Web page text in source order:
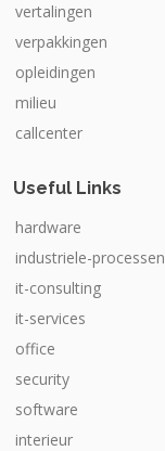
vertalingen
verpakkingen
opleidingen
milieu
callcenter
Useful Links
hardware
industriele-processen
it-consulting
it-services
office
security
software
interieur